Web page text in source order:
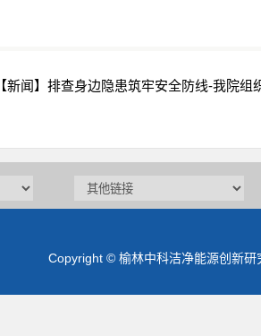
【新闻】排查身边隐患筑牢安全防线-我院组
Copyright © 榆林中科洁净能源创新